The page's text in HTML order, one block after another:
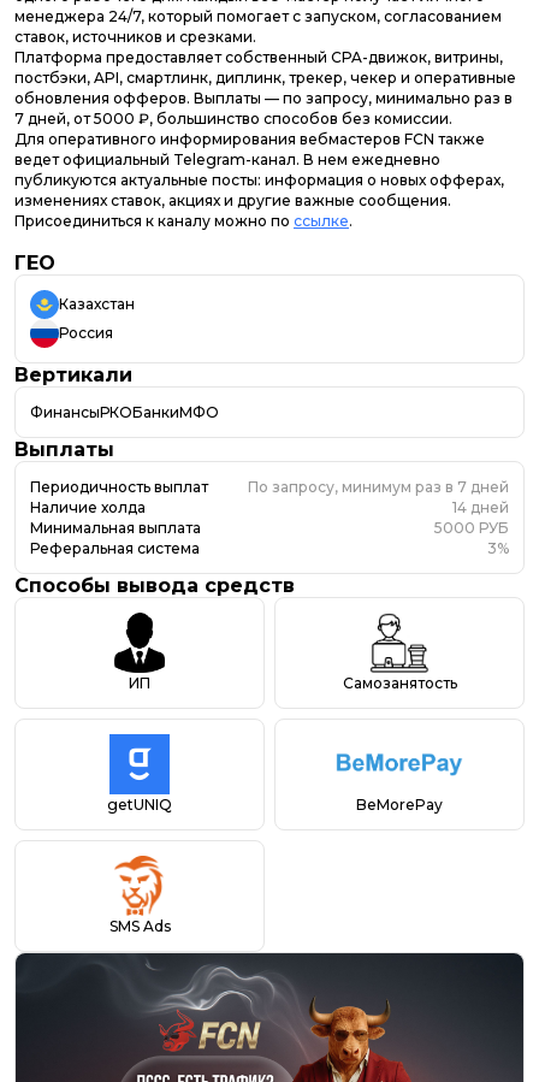
менеджера 24/7, который помогает с запуском, согласованием
ставок, источников и срезками.
Платформа предоставляет собственный CPA-движок, витрины,
постбэки, API, смартлинк, диплинк, трекер, чекер и оперативные
обновления офферов. Выплаты — по запросу, минимально раз в
7 дней, от 5000 ₽, большинство способов без комиссии.
Для оперативного информирования вебмастеров FCN также
ведет официальный Telegram-канал. В нем ежедневно
публикуются актуальные посты: информация о новых офферах,
изменениях ставок, акциях и другие важные сообщения.
Присоединиться к каналу можно по ссылке.
ГЕО
Казахстан
Россия
Вертикали
ФинансыРКОБанкиМФО
Выплаты
Периодичность выплат
По запросу, минимум раз в 7 дней
Наличие холда
14 дней
Минимальная выплата
5000 РУБ
Реферальная система
3%
Способы вывода средств
ИП Самозанятость
getUNIQ BeMorePay
SMS Ads